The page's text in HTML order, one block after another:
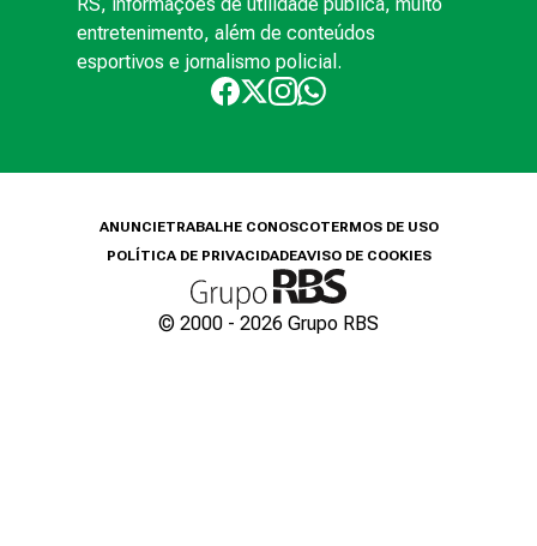
entretenimento, além de conteúdos
esportivos e jornalismo policial.
ANUNCIETRABALHE CONOSCOTERMOS DE USO
POLÍTICA DE PRIVACIDADEAVISO DE COOKIES
© 2000 - 2026 Grupo RBS